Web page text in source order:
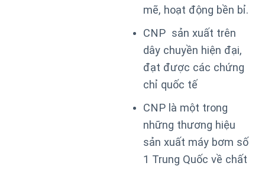
mẽ, hoạt động bền bỉ.
CNP sản xuất trên
dây chuyền hiện đại,
đạt được các chứng
chỉ quốc tế
CNP là một trong
những thương hiệu
sản xuất máy bơm số
1 Trung Quốc về chất